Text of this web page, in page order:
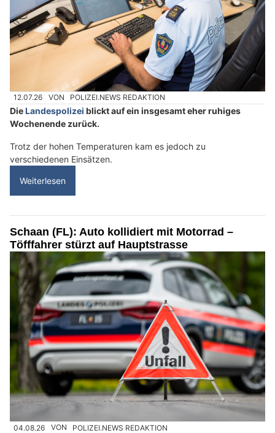
12.07.26 VON POLIZEI.NEWS REDAKTION
DieLandespolizei blickt auf ein insgesamt eher ruhiges
Wochenende zurück.
Trotz der hohen Temperaturen kam es jedoch zu
verschiedenen Einsätzen.
Weiterlesen
Schaan (FL): Auto kollidiert mit Motorrad –
Töfffahrer stürzt auf Hauptstrasse
04.08.26 VON POLIZEI.NEWS REDAKTION